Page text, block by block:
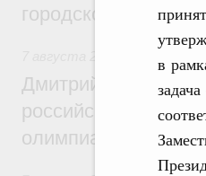
в
городской среды
Дмитрий
российскую
олимпиаде по